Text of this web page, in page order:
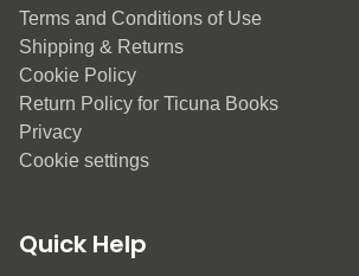
Terms and Conditions of Use
Shipping & Returns
Cookie Policy
Return Policy for Ticuna Books
Privacy
Cookie settings
Quick Help